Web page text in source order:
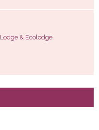
Lodge & Ecolodge